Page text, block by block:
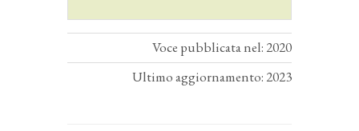
Voce pubblicata nel: 2020
Ultimo aggiornamento: 2023